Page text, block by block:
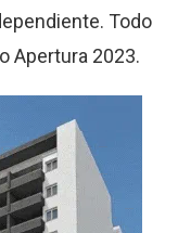
Todo
Apertura 2023.